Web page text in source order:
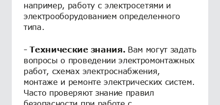
например, работу с электросетями и
электрооборудованием определенного
типа.
- Технические знания. Вам могут задать
вопросы о проведении электромонтажных
работ, схемах электроснабжения,
монтаже и ремонте электрических систем.
Часто проверяют знание правил